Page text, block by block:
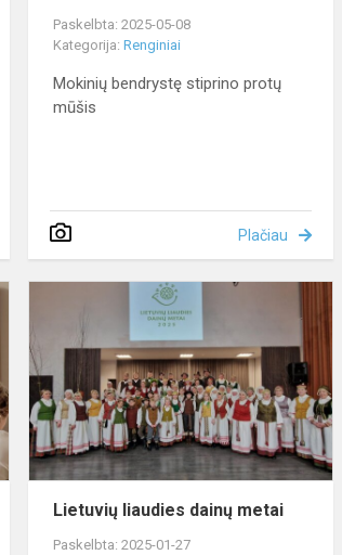
Paskelbta: 2025-05-08
Kategorija:Renginiai
Mokinių bendrystę stiprino protų
mūšis
Plačiau
Finansinio
pamoka
Lietuvių liaudies dainų metai
Paskelbta: 2025-01-27